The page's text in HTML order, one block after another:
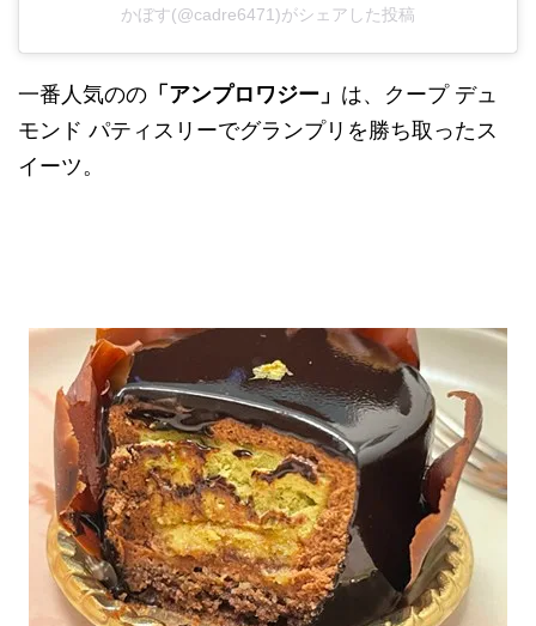
かぼす(@cadre6471)がシェアした投稿
一番人気のの 「アンプロワジー」 は、クープ デュ
モンド パティスリーでグランプリを勝ち取ったス
イーツ。